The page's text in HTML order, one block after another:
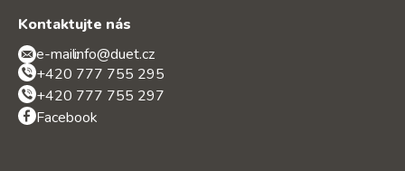
Kontaktujte nás
e-mail:info@duet.cz
+420 777 755 295
+420 777 755 297
Facebook